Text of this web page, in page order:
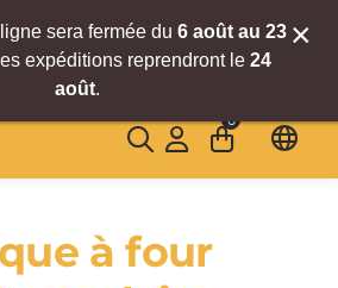
principal
0
à four
×
sera fermée du 6 aoûtau 23
expéditions reprendront le 24
août.